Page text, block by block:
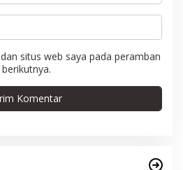
situs web saya pada peramban